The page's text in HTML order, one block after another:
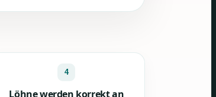
4
Löhne werden korrekt an